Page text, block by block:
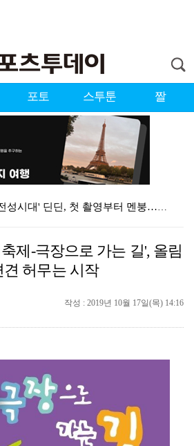
포토 스투툰 짤
'우리동네 전성시대' 딘딘, 첫 촬영부터 멘붕…시작부터…
정해인X강하늘X이청아X유재명X김선영 뭉쳤다…'아가미',…
계약 종료…FA 시장 나왔다 [공식]
울 때 만나는 아이스쇼
효, 홀컵으로 쏙~
서영, 나이스 퍼팅
혜빈, 빠른 홀아웃
제-극장으로 가는 길', 올림
허무는 시작
작성 : 2019년 10월 17일(목) 14:16